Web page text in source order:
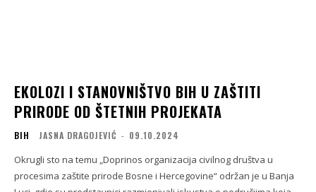
EKOLOZI I STANOVNIŠTVO BIH U ZAŠTITI
PRIRODE OD ŠTETNIH PROJEKATA
BIH JASNA DRAGOJEVIĆ - 09.10.2024
Okrugli sto na temu „Doprinos organizacija civilnog društva u
procesima zaštite prirode Bosne i Hercegovine“ održan je u Banja